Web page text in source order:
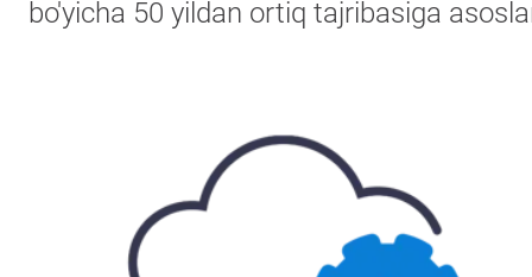
bo'yicha 50 yildan ortiq tajribasiga